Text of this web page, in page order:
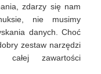
linuksowych
zdarzy się nam
nie musimy
danych. Choć
zestaw narzędzi
zawartości